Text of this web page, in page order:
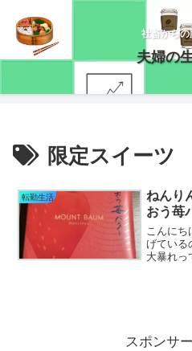
社畜からの
夫婦の
限定スイーツ
転勤生活
ねんり
おう苺
こんに
げている
大暴れっ
だけな
スポンサ